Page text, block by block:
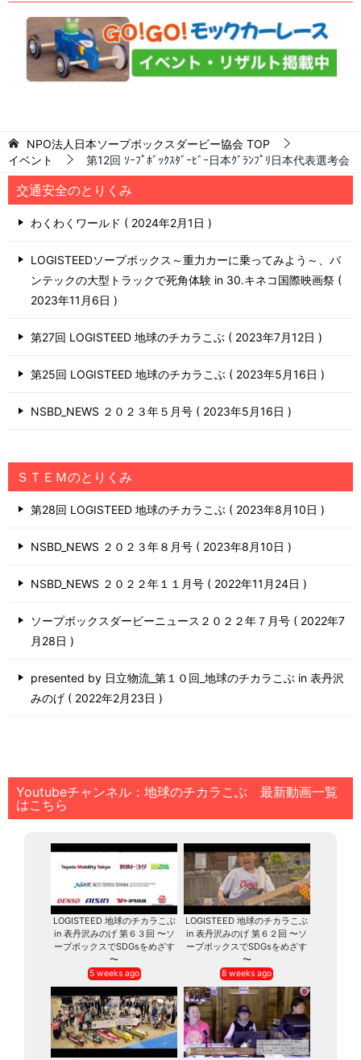
NPO法人日本ソープボックスダービー協会 TOP
イベント
第12回 ｿｰﾌﾟﾎﾞｯｸｽﾀﾞｰﾋﾞｰ日本ｸﾞﾗﾝﾌﾟﾘ日本代表選考会
交通安全のとりくみ
わくわくワールド 2024年2月1日
LOGISTEEDソープボックス～重力カーに乗ってみよう～、バ
ンテックの大型トラックで死角体験 in 30.キネコ国際映画祭
2023年11月6日
第27回 LOGISTEED 地球のチカラこぶ 2023年7月12日
第25回 LOGISTEED 地球のチカラこぶ 2023年5月16日
NSBD_NEWS ２０２３年５月号 2023年5月16日
ＳＴＥＭのとりくみ
第28回 LOGISTEED 地球のチカラこぶ 2023年8月10日
NSBD_NEWS ２０２３年８月号 2023年8月10日
NSBD_NEWS ２０２２年１１月号 2022年11月24日
ソープボックスダービーニュース２０２２年７月号
2022年7
月28日
presented by 日立物流_第１０回_地球のチカラこぶ in 表丹沢
みのげ
2022年2月23日
Youtubeチャンネル：地球のチカラこぶ 最新動画一覧
はこちら
LOGISTEED 地球のチカラこぶ
in 表丹沢みのげ 第６３回 〜ソ
ープボックスでSDGsをめざす
〜
5 weeks ago
LOGISTEED 地球のチカラこぶ
in 表丹沢みのげ 第６２回 〜ソ
ープボックスでSDGsをめざす
〜
8 weeks ago